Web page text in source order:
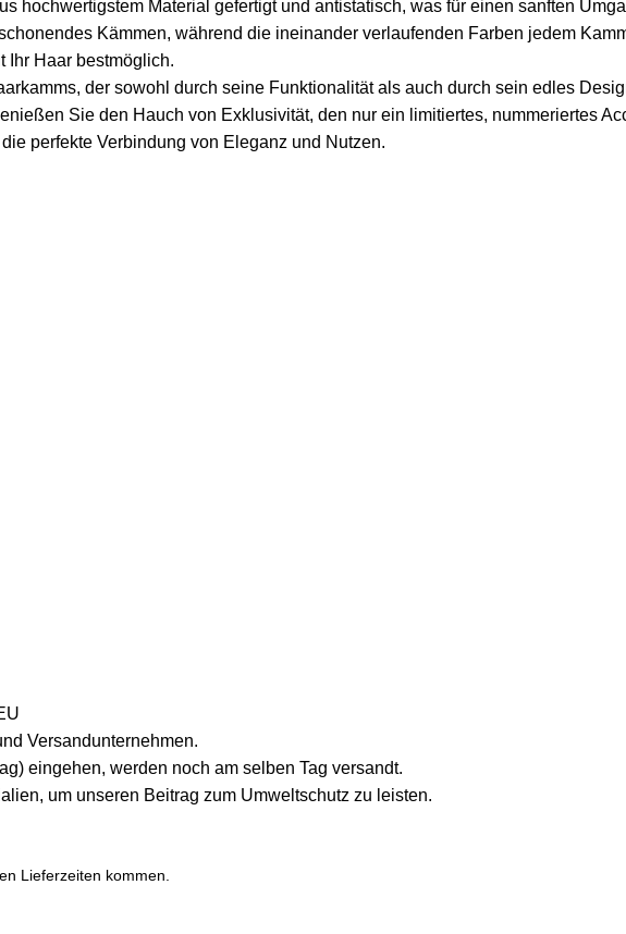
hochwertigstem Material gefertigt und antistatisch, was für einen sanften
Kämmen, während die ineinander verlaufenden Farben jedem
Ihr Haar bestmöglich.
der sowohl durch seine Funktionalität als auch durch sein edles
Sie den Hauch von Exklusivität, den nur ein limitiertes, nummeriertes
perfekte Verbindung von Eleganz und Nutzen.
Versandunternehmen.
eingehen, werden noch am selben Tag versandt.
um unseren Beitrag zum Umweltschutz zu leisten.
Lieferzeiten kommen.